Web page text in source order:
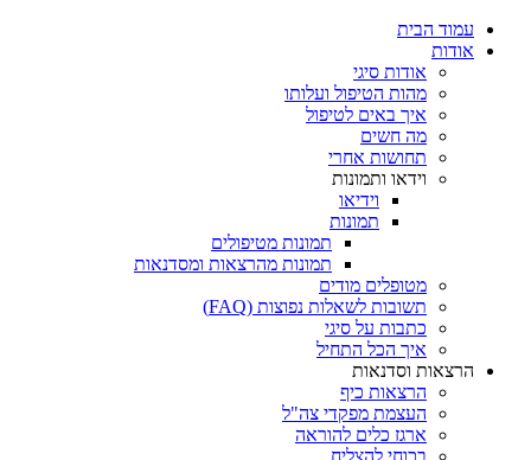
עמוד הבית
אודות
אודות סיגי
מהות הטיפול ועלותו
איך באים לטיפול
מה חשים
תחושות אחרי
וידאו ותמונות
וידיאו
תמונות
תמונות מטיפולים
תמונות מהרצאות ומסדנאות
מטופלים מודים
תשובות לשאלות נפוצות (FAQ)
כתבות על סיגי
איך הכל התחיל
הרצאות וסדנאות
הרצאות כיף
העצמת מפקדי צה"ל
ארגז כלים להוראה
בכוחי להצליח